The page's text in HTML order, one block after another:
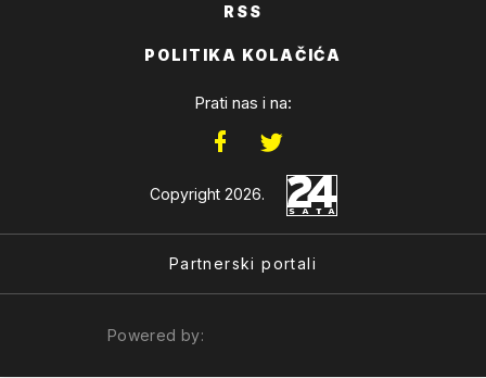
RSS
POLITIKA KOLAČIĆA
Prati nas i na:
Copyright 2026.
Partnerski portali
Powered by: